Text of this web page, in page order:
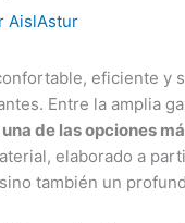
AislAstur
eficiente
Entre la amplia
de las opciones
elaborado a
también un